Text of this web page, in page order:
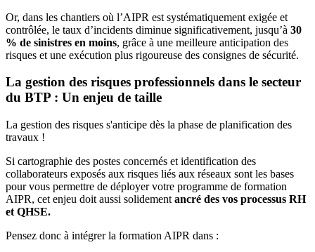
Or, dans les chantiers où l’AIPR est systématiquement exigée et
contrôlée, le taux d’incidents diminue significativement, jusqu’à 30
% de sinistres en moins, grâce à une meilleure anticipation des
risques et une exécution plus rigoureuse des consignes de sécurité.
La gestion des risques professionnels dans le secteur
du BTP : Un enjeu de taille
La gestion des risques s'anticipe dès la phase de planification des
travaux !
Si cartographie des postes concernés et identification des
collaborateurs exposés aux risques liés aux réseaux sont les bases
pour vous permettre de déployer votre programme de formation
AIPR, cet enjeu doit aussi solidement ancré des vos processus RH
et QHSE.
Pensez donc à intégrer la formation AIPR dans :